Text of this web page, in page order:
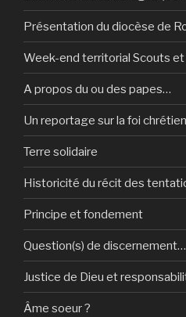
Présentation du diocèse de
Week-end territorial Scouts et
A propos du ou des papes…
Un reportage sur la foi
Terre solidaire
Historicité du récit des
Principe et fondement
Question(s) de discernement…
Justice de Dieu et
Âme soeur ?